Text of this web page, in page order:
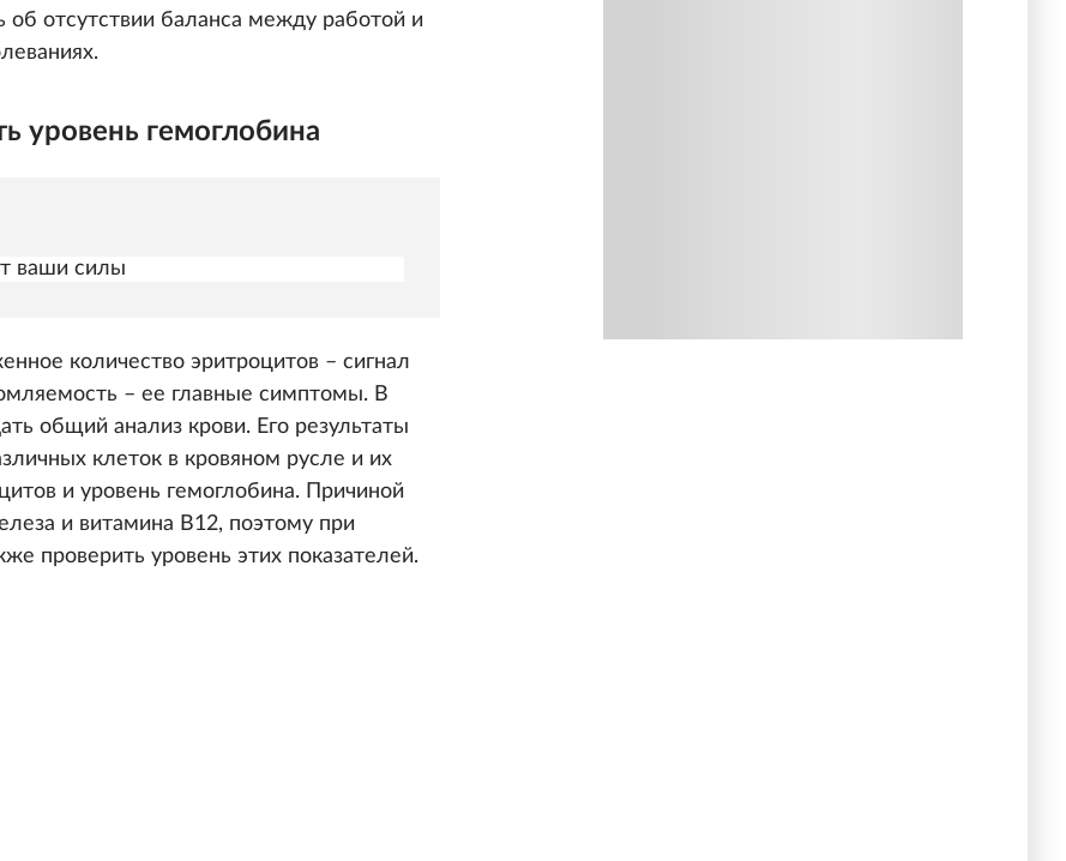
об отсутствии баланса между работой и
уровень гемоглобина
ваши силы
количество эритроцитов – сигнал
– ее главные симптомы. В
общий анализ крови. Его результаты
клеток в кровяном русле и их
и уровень гемоглобина. Причиной
и витамина В12, поэтому при
проверить уровень этих показателей.